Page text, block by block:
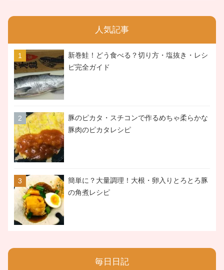
人気記事
新巻鮭！どう食べる？切り方・塩抜き・レシ
ピ完全ガイド
豚のピカタ・スチコンで作るめちゃ柔らかな
豚肉のピカタレシピ
簡単に？大量調理！大根・卵入りとろとろ豚
の角煮レシピ
毎日日記